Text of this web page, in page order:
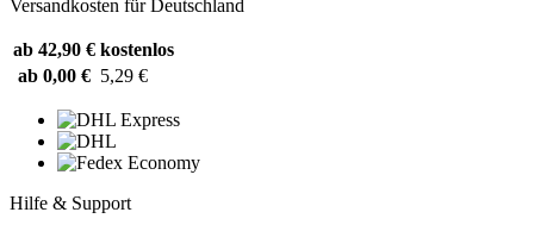
Versandkosten für Deutschland
ab 42,90 € kostenlos
ab 0,00 € 5,29 €
Hilfe & Support